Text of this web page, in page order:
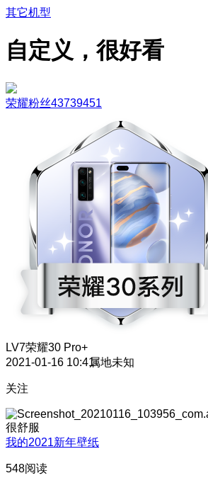
其它机型
自定义，很好看
荣耀粉丝43739451
LV7荣耀30 Pro+
2021-01-16 10:41属地未知
关注
很舒服
我的2021新年壁纸
548阅读